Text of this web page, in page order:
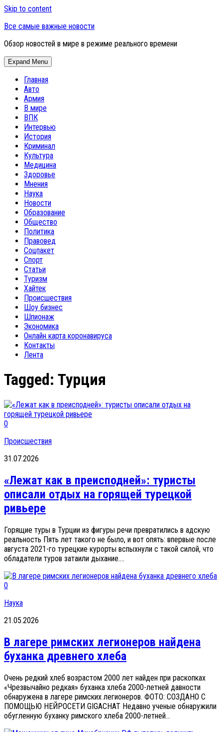
Skip to content
Все самые важные новости
Обзор новостей в мире в режиме реального времени
Expand Menu
Главная
Авто
Армия
В мире
ВПК
Интервью
История
Криминал
Культура
Медицина
Здоровье
Мнения
Наука
Новости
Образование
Общество
Политика
Правовед
Соцпакет
Спорт
Статьи
Туризм
Хайтек
Происшествия
Шоу бизнес
Шпионаж
Экономика
Онлайн карта коронавируса
Контакты
Лента
Tagged: Турция
0
Происшествия
31.07.2026
«Лежат как в преисподней»: туристы
описали отдых на горящей турецкой
ривьере
Горящие туры в Турции из фигуры речи превратились в адскую
реальность Пять лет такого не было, и вот опять: впервые после
августа 2021-го турецкие курорты вспыхнули с такой силой, что
обладатели туров затаили дыхание....
0
Наука
21.05.2026
В лагере римских легионеров найдена
буханка древнего хлеба
Очень редкий хлеб возрастом 2000 лет найден при раскопках
«Чрезвычайно редкая» буханка хлеба 2000-летней давности
обнаружена в лагере римских легионеров. ФОТО: СОЗДАНО С
ПОМОЩЬЮ НЕЙРОСЕТИ GIGACHAT Недавно ученые обнаружили
обугленную буханку римского хлеба 2000-летней...